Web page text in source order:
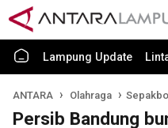
Lampung Update
ANTARA Olahraga
Persib Bandung